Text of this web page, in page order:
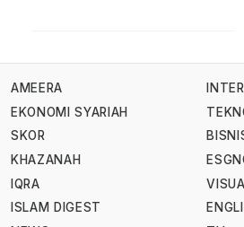
AMEERA
EKONOMI SYARIAH
SKOR
KHAZANAH
IQRA
ISLAM DIGEST